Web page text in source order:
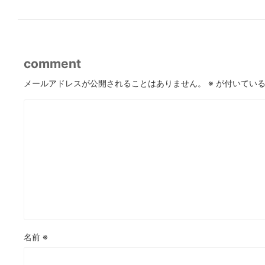
comment
メールアドレスが公開されることはありません。 ※ が付いてい
名前 ※